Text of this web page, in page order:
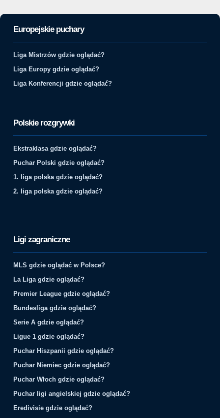
Europejskie puchary
Liga Mistrzów gdzie oglądać?
Liga Europy gdzie oglądać?
Liga Konferencji gdzie oglądać?
Polskie rozgrywki
Ekstraklasa gdzie oglądać?
Puchar Polski gdzie oglądać?
1. liga polska gdzie oglądać?
2. liga polska gdzie oglądać?
Ligi zagraniczne
MLS gdzie oglądać w Polsce?
La Liga gdzie oglądać?
Premier League gdzie oglądać?
Bundesliga gdzie oglądać?
Serie A gdzie oglądać?
Ligue 1 gdzie oglądać?
Puchar Hiszpanii gdzie oglądać?
Puchar Niemiec gdzie oglądać?
Puchar Włoch gdzie oglądać?
Puchar ligi angielskiej gdzie oglądać?
Eredivisie gdzie oglądać?